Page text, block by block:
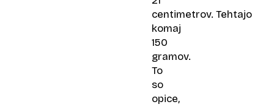
centimetrov. Tehtajo
komaj
150
gramov.
To
so
opice,